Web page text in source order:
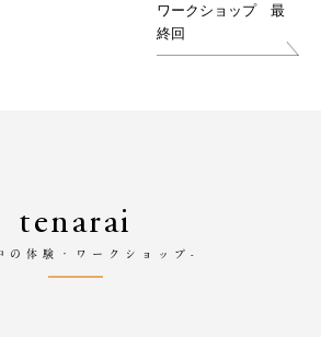
ワークショップ 最
終回
tenarai
の体験・ワークショップ-